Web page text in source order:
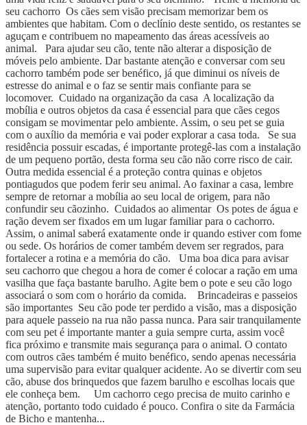
seu cachorro Os cães sem visão precisam memorizar bem os
ambientes que habitam. Com o declínio deste sentido, os restantes se
aguçam e contribuem no mapeamento das áreas acessíveis ao
animal. Para ajudar seu cão, tente não alterar a disposição de
móveis pelo ambiente. Dar bastante atenção e conversar com seu
cachorro também pode ser benéfico, já que diminui os níveis de
estresse do animal e o faz se sentir mais confiante para se
locomover. Cuidado na organização da casa A localização da
mobília e outros objetos da casa é essencial para que cães cegos
consigam se movimentar pelo ambiente. Assim, o seu pet se guia
com o auxílio da memória e vai poder explorar a casa toda. Se sua
residência possuir escadas, é importante protegê-las com a instalação
de um pequeno portão, desta forma seu cão não corre risco de cair.
Outra medida essencial é a proteção contra quinas e objetos
pontiagudos que podem ferir seu animal. Ao faxinar a casa, lembre
sempre de retornar a mobília ao seu local de origem, para não
confundir seu cãozinho. Cuidados ao alimentar Os potes de água e
ração devem ser fixados em um lugar familiar para o cachorro.
Assim, o animal saberá exatamente onde ir quando estiver com fome
ou sede. Os horários de comer também devem ser regrados, para
fortalecer a rotina e a memória do cão. Uma boa dica para avisar
seu cachorro que chegou a hora de comer é colocar a ração em uma
vasilha que faça bastante barulho. Agite bem o pote e seu cão logo
associará o som com o horário da comida. Brincadeiras e passeios
são importantes Seu cão pode ter perdido a visão, mas a disposição
para aquele passeio na rua não passa nunca. Para sair tranquilamente
com seu pet é importante manter a guia sempre curta, assim você
fica próximo e transmite mais segurança para o animal. O contato
com outros cães também é muito benéfico, sendo apenas necessária
uma supervisão para evitar qualquer acidente. Ao se divertir com seu
cão, abuse dos brinquedos que fazem barulho e escolhas locais que
ele conheça bem. Um cachorro cego precisa de muito carinho e
atenção, portanto todo cuidado é pouco. Confira o site da Farmácia
de Bicho e mantenha...